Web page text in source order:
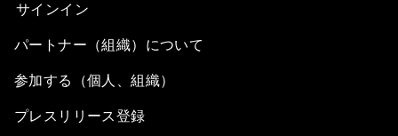
サインイン
パートナー（組織）について
参加する（個人、組織）
プレスリリース登録